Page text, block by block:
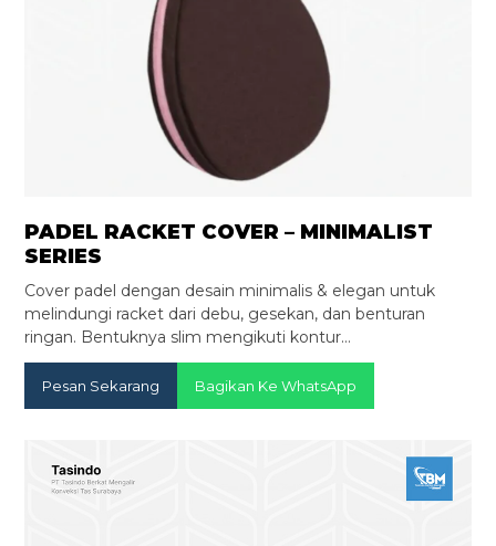
PADEL RACKET COVER – MINIMALIST
SERIES
Cover padel dengan desain minimalis & elegan untuk
melindungi racket dari debu, gesekan, dan benturan
ringan. Bentuknya slim mengikuti kontur…
Pesan Sekarang Bagikan Ke WhatsApp